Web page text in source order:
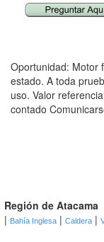
Oportunidad: Motor
estado. A toda
uso. Valor
contado
Región de Atacama
| Bahía Inglesa | Caldera |